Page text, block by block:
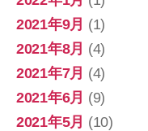
2021年9月 (1)
2021年8月 (4)
2021年7月 (4)
2021年6月 (9)
2021年5月 (10)